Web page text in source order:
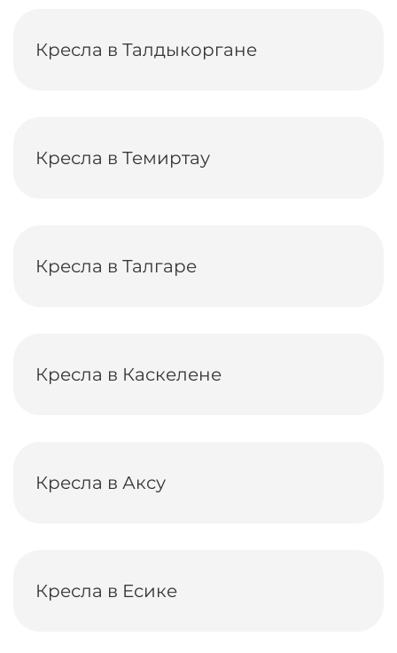
Кресла в Талдыкоргане
Кресла в Темиртау
Кресла в Талгаре
Кресла в Каскелене
Кресла в Аксу
Кресла в Есике